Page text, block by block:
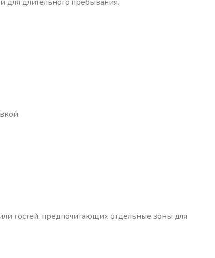
длительного пребывания.
гостей, предпочитающих отдельные зоны для